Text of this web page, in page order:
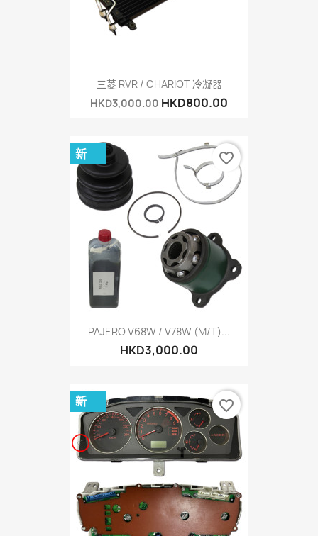
三菱 RVR / CHARIOT 冷凝器
HKD3,000.00 HKD800.00
PAJERO V68W / V78W (M/T)...
HKD3,000.00
新 favorite_border
新 favorite_border